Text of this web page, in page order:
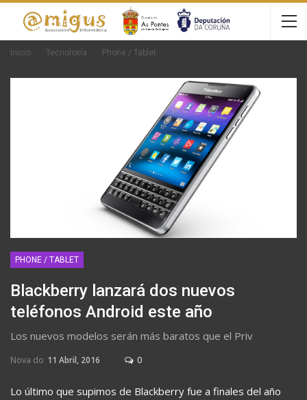
Inicio Tecnoloxía Phone / Tablet
PHONE / TABLET
Blackberry lanzará dos nuevos
teléfonos Android este año
Los nuevos modelos serán más baratos que el Priv
Nova do 11 Abril, 2016 0
Lo último que supimos de Blackberry fue a finales del año